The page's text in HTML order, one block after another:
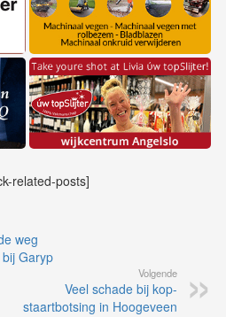
related-posts]
weg
Garyp
Volgende
Veel schade bij kop-
staartbotsing in Hoogeveen